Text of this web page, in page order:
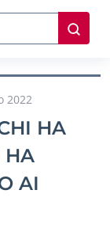
2022
HA
HA
AI